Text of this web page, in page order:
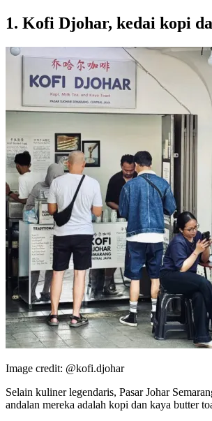
1. Kofi Djohar, kedai kopi
Image credit: @kofi.djohar
Selain kuliner legendaris, Pasar Johar
andalan mereka adalah kopi dan kaya butter